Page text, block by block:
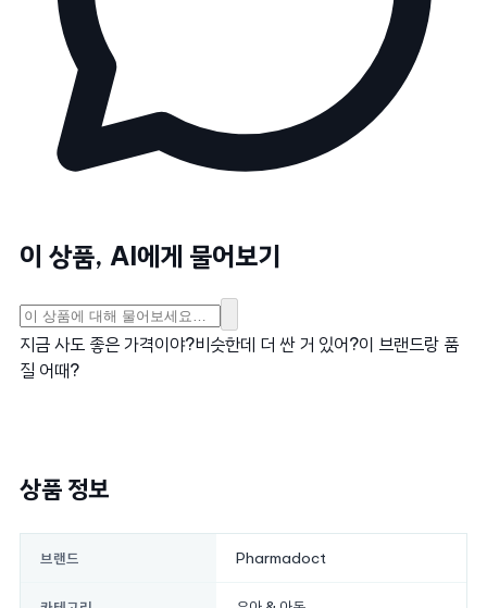
이 상품, AI에게 물어보기
지금 사도 좋은 가격이야?비슷한데 더 싼 거 있어?이 브랜드랑 품
질 어때?
상품 정보
브랜드 Pharmadoct